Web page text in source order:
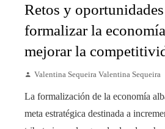
Retos y
formalizar la
mejorar la
Valentina Sequeira Valentina Sequeira
La formalización de la economía
meta estratégica destinada a